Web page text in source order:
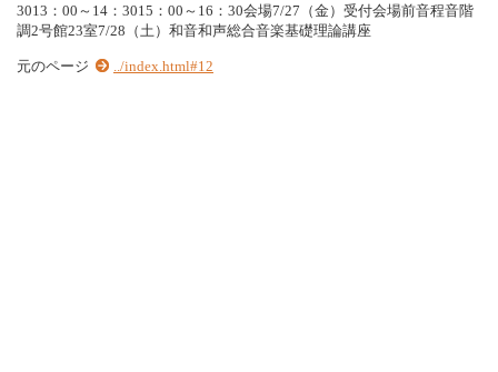
3013：00～14：3015：00～16：30会場7/27（金）受付会場前音程音階
調2号館23室7/28（土）和音和声総合音楽基礎理論講座
元のページ ../index.html#12